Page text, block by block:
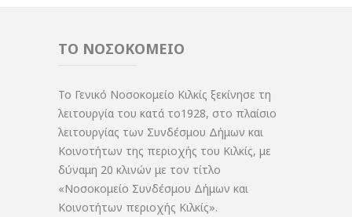
ΤΟ ΝΟΣΟΚΟΜΕΙΟ
Το Γενικό Νοσοκομείο Κιλκίς ξεκίνησε τη
λειτουργία του κατά το1928, στο πλαίσιο
λειτουργίας των Συνδέσμου Δήμων και
Κοινοτήτων της περιοχής του Κιλκίς, με
δύναμη 20 κλινών με τον τίτλο
«Νοσοκομείο Συνδέσμου Δήμων και
Κοινοτήτων περιοχής Κιλκίς».